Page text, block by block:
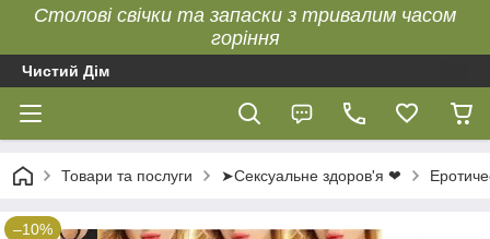
Столові свічки та запаски з тривалим часом
горіння
Чистий Дім
Товари та послуги ➤Сексуальне здоров'я ❤
–10%